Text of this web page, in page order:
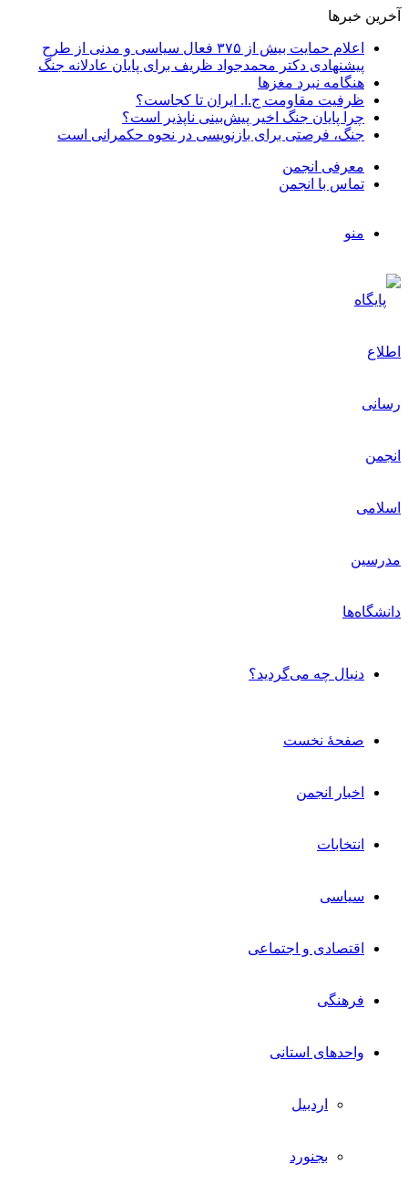
آخرین خبرها
اعلام حمایت بیش از ۳۷۵ فعال سیاسی و مدنی از طرح
پیشنهادی دکتر محمدجواد ظریف برای پایان عادلانه جنگ
هنگامه نبرد مغزها
ظرفیت مقاومت ج.ا. ایران تا کجاست؟
چرا پایان جنگ اخیر پیش‌بینی ناپذیر است؟
جنگ، فرصتی برای بازنویسی در نحوه حکمرانی است
معرفی انجمن
تماس با انجمن
منو
دنبال چه می‌گردید؟
صفحۀ نخست
اخبار انجمن
انتخابات
سیاسی
اقتصادی و اجتماعی
فرهنگی
واحدهای استانی
اردبیل
بجنورد